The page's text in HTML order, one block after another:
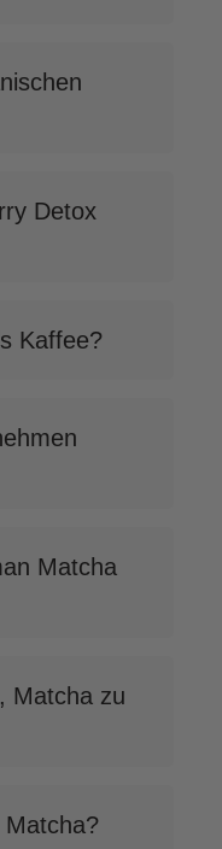
Detox
Kaffee?
Matcha
Matcha zu